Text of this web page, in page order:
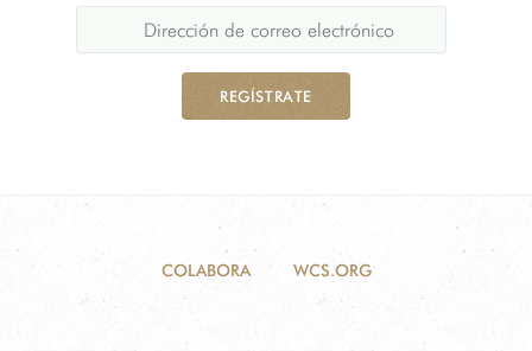
REGÍSTRATE
COLABORA WCS.ORG